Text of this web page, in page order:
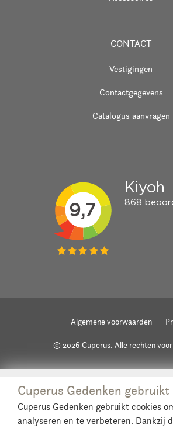
CONTACT
Vestigingen
Contactgegevens
Catalogus aanvragen
Algemene voorwaarden
© 2026 Cuperus. Alle rechten
Cuperus Gedenken gebruikt
Cuperus Gedenken gebruikt cookies
analyseren en te verbeteren. Dankzij